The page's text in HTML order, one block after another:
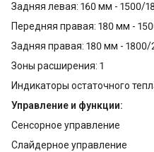
Задняя левая: 160 мм - 1500/
Передняя правая: 180 мм -
Задняя правая: 180 мм -
Зоны расширения: 1
Индикаторы остаточного
Управление и функции:
Сенсорное управление
Слайдерное управление